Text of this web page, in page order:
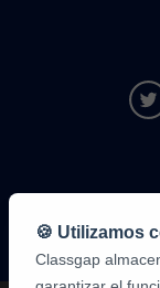
🍪 Utilizamos
Classgap